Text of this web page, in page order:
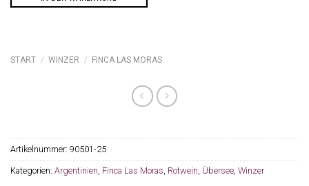
START / WINZER / FINCA LAS MORAS
Artikelnummer: 90501-25
Kategorien: Argentinien Finca Las Moras Rotwein Übersee Winzer